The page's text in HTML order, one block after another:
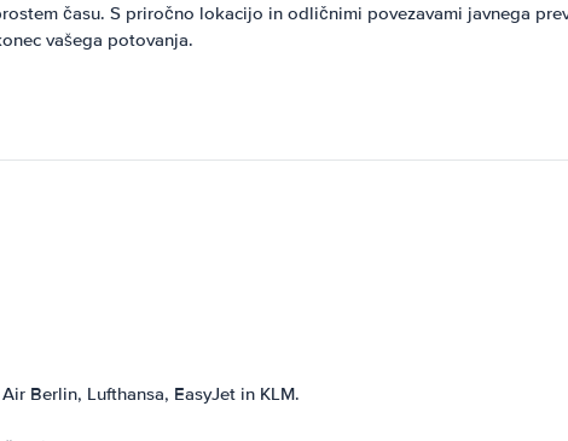
času. S priročno lokacijo in odličnimi povezavami javnega
vašega potovanja.
Berlin, Lufthansa, EasyJet in KLM.